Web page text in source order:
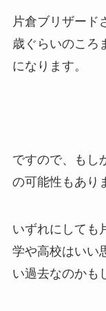
片倉ブリザード
歳ぐらいのころ
になります。
ですので、もし
の可能性もあり
いずれにしても
学や高校はいい
い過去なのかも